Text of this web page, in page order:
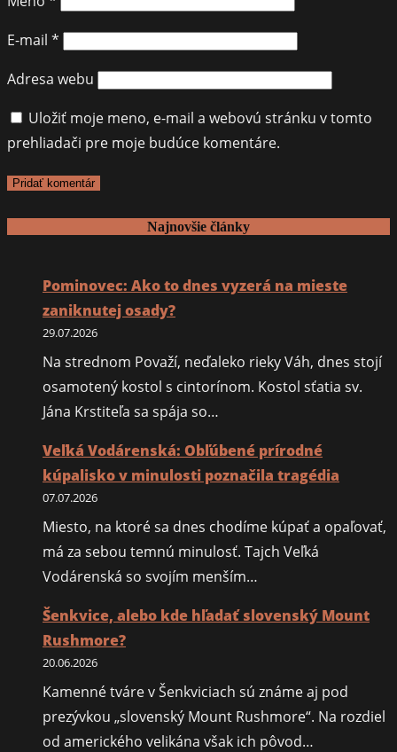
E-mail *
Adresa webu
Uložiť moje meno, e-mail a webovú stránku v tomto
prehliadači pre moje budúce komentáre.
Najnovšie články
Pominovec: Ako to dnes vyzerá na mieste
zaniknutej osady?
29.07.2026
Na strednom Považí, neďaleko rieky Váh, dnes stojí
osamotený kostol s cintorínom. Kostol sťatia sv.
Jána Krstiteľa sa spája so…
Veľká Vodárenská: Obľúbené prírodné
kúpalisko v minulosti poznačila tragédia
07.07.2026
Miesto, na ktoré sa dnes chodíme kúpať a opaľovať,
má za sebou temnú minulosť. Tajch Veľká
Vodárenská so svojím menším…
Šenkvice, alebo kde hľadať slovenský Mount
Rushmore?
20.06.2026
Kamenné tváre v Šenkviciach sú známe aj pod
prezývkou „slovenský Mount Rushmore“. Na rozdiel
od amerického velikána však ich pôvod…